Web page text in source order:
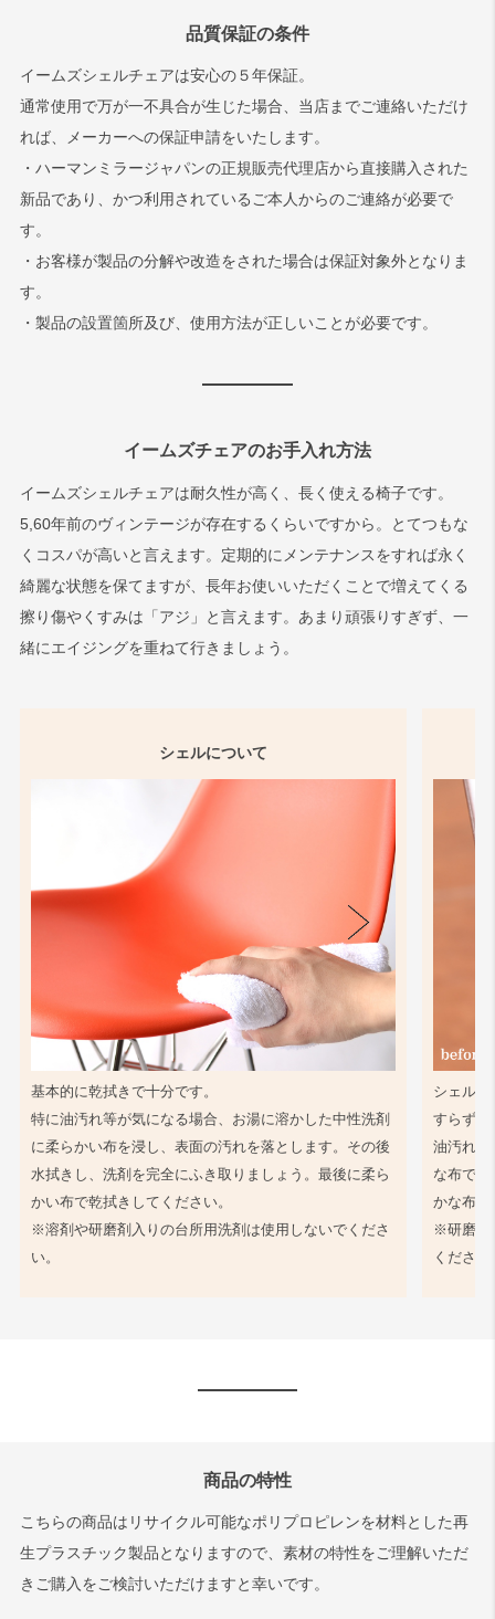
品質保証の条件
イームズシェルチェアは安心の５年保証。
通常使用で万が一不具合が生じた場合、当店までご連絡いただけ
れば、メーカーへの保証申請をいたします。
・ハーマンミラージャパンの正規販売代理店から直接購入された
新品であり、かつ利用されているご本人からのご連絡が必要で
す。
・お客様が製品の分解や改造をされた場合は保証対象外となりま
す。
・製品の設置箇所及び、使用方法が正しいことが必要です。
イームズチェアのお手入れ方法
イームズシェルチェアは耐久性が高く、長く使える椅子です。
5,60年前のヴィンテージが存在するくらいですから。とてつもな
くコスパが高いと言えます。定期的にメンテナンスをすれば永く
綺麗な状態を保てますが、長年お使いいただくことで増えてくる
擦り傷やくすみは「アジ」と言えます。あまり頑張りすぎず、一
緒にエイジングを重ねて行きましょう。
シェルについて
基本的に乾拭きで十分です。
特に油汚れ等が気になる場合、お湯に溶かした中性洗剤
に柔らかい布を浸し、表面の汚れを落とします。その後
水拭きし、洗剤を完全にふき取りましょう。最後に柔ら
かい布で乾拭きしてください。
※溶剤や研磨剤入りの台所用洗剤は使用しないでくださ
い。
シェル同
すらず、
油汚れ等
な布で軽
かな布で
※研磨剤
ください
商品の特性
こちらの商品はリサイクル可能なポリプロピレンを材料とした再
生プラスチック製品となりますので、素材の特性をご理解いただ
きご購入をご検討いただけますと幸いです。